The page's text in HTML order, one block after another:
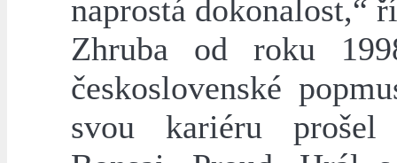
naprostá dokonalost,“
Zhruba od roku
československé
svou kariéru